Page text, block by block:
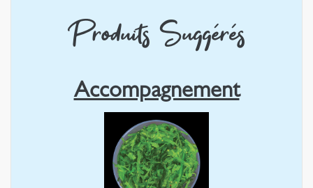
Produits Suggérés
Accompagnement